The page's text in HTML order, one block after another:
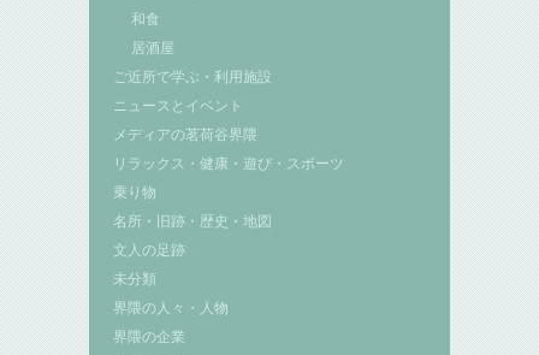
和食
居酒屋
ご近所で学ぶ・利用施設
ニュースとイベント
メディアの茗荷谷界隈
リラックス・健康・遊び・スポーツ
乗り物
名所・旧跡・歴史・地図
文人の足跡
未分類
界隈の人々・人物
界隈の企業